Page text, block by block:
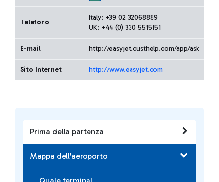
Prima della partenza
Mappa dell'aeroporto
Telefono
Italy: +39 02 32068889
UK: +44 (0) 330 5515151
E-mail http://easyjet.custhelp.com/app/ask
Sito Internet http://www.easyjet.com